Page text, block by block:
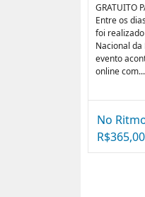
GRATUITO
Entre os
foi
Nacional
evento
online com...
No
R$365,00